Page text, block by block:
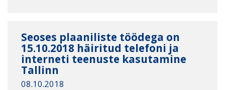
Seoses plaaniliste töödega on
15.10.2018 häiritud telefoni ja
interneti teenuste kasutamine
Tallinn
08.10.2018